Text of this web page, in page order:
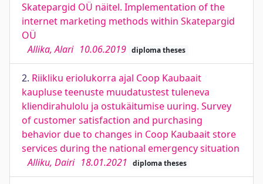
Skatepargid OÜ näitel. Implementation of the
internet marketing methods within Skatepargid
OÜ
Allika, Alari 10.06.2019 diploma theses
2. Riikliku eriolukorra ajal Coop Kaubaait
kaupluse teenuste muudatustest tuleneva
kliendirahulolu ja ostukäitumise uuring. Survey
of customer satisfaction and purchasing
behavior due to changes in Coop Kaubaait store
services during the national emergency situation
Alliku, Dairi 18.01.2021 diploma theses